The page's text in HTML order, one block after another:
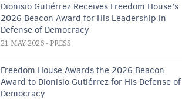
Dionisio Gutiérrez Receives Freedom House’s
2026 Beacon Award for His Leadership in
Defense of Democracy
21 MAY 2026 - PRESS
Freedom House Awards the 2026 Beacon
Award to Dionisio Gutiérrez for His Defense of
Democracy